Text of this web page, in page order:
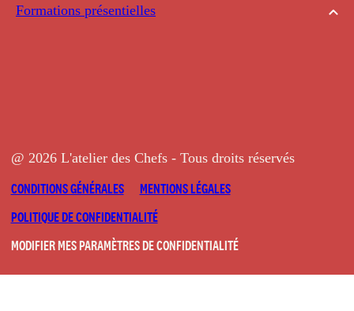
Formations présentielles
@ 2026 L'atelier des Chefs - Tous droits réservés
CONDITIONS GÉNÉRALES
MENTIONS LÉGALES
POLITIQUE DE CONFIDENTIALITÉ
MODIFIER MES PARAMÈTRES DE CONFIDENTIALITÉ